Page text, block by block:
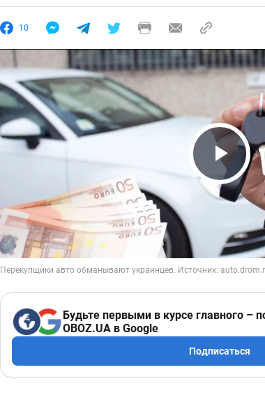
10
Play
Будьте первыми в курсе главного –
OBOZ.UA в Google
Подписаться